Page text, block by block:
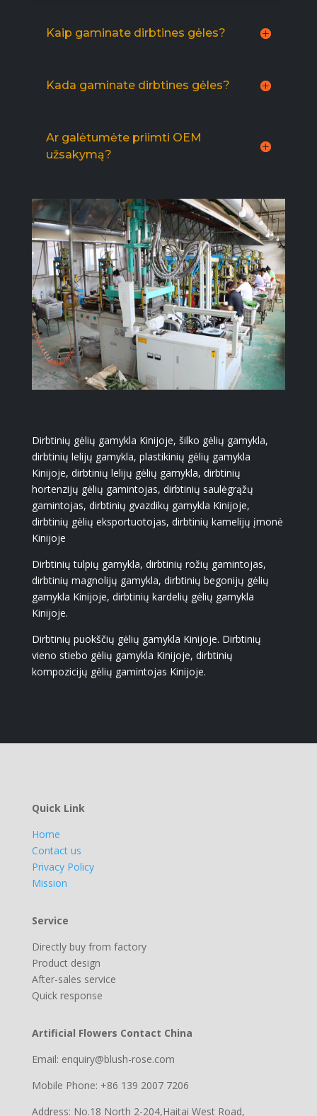
Kaip gaminate dirbtines gėles?
Kada gaminate dirbtines gėles?
Ar galėtumėte priimti OEM
užsakymą?
Dirbtinių gėlių gamykla Kinijoje, šilko gėlių gamykla,
dirbtinių lelijų gamykla, plastikinių gėlių gamykla
Kinijoje, dirbtinių lelijų gėlių gamykla, dirbtinių
hortenzijų gėlių gamintojas, dirbtinių saulėgrąžų
gamintojas, dirbtinių gvazdikų gamykla Kinijoje,
dirbtinių gėlių eksportuotojas, dirbtinių kamelijų įmonė
Kinijoje
Dirbtinių tulpių gamykla, dirbtinių rožių gamintojas,
dirbtinių magnolijų gamykla, dirbtinių begonijų gėlių
gamykla Kinijoje, dirbtinių kardelių gėlių gamykla
Kinijoje.
Dirbtinių puokščių gėlių gamykla Kinijoje. Dirbtinių
vieno stiebo gėlių gamykla Kinijoje, dirbtinių
kompozicijų gėlių gamintojas Kinijoje.
Quick Link
Home
Contact us
Privacy Policy
Mission
Service
Directly buy from factory
Product design
After-sales service
Quick response
Artificial Flowers Contact China
Email: enquiry@blush-rose.com
Mobile Phone: +86 139 2007 7206
Address: No.18 North 2-204,Haitai West Road,